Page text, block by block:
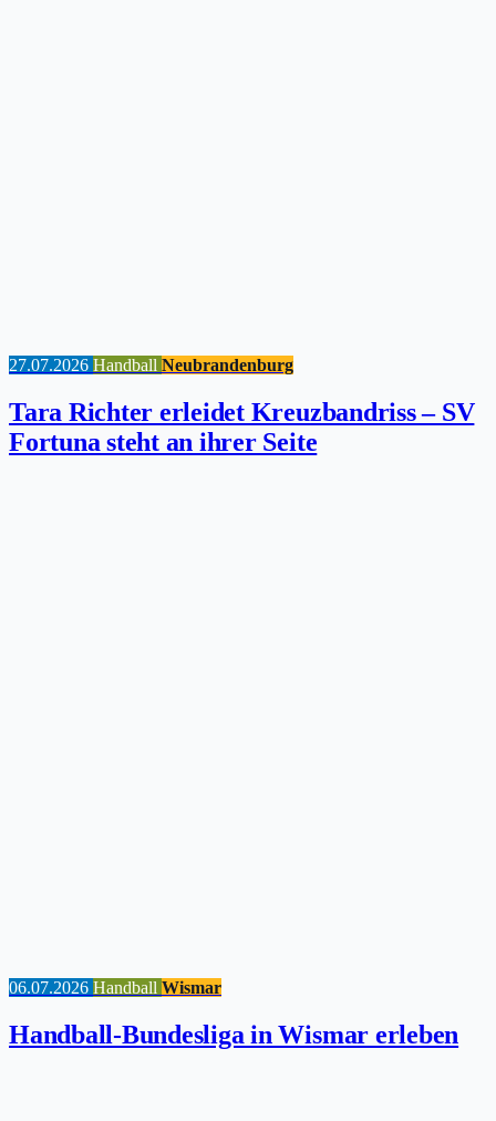
27.07.2026 Handball Neubrandenburg
Tara Richter erleidet Kreuzbandriss – SV
Fortuna steht an ihrer Seite
06.07.2026 Handball Wismar
Handball-Bundesliga in Wismar erleben